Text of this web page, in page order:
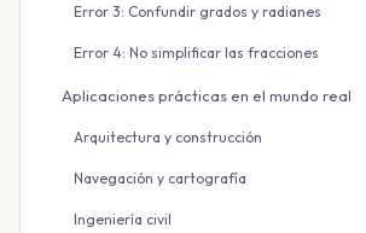
Error 3: Confundir grados y radianes
Error 4: No simplificar las fracciones
Aplicaciones prácticas en el mundo real
Arquitectura y construcción
Navegación y cartografía
Ingeniería civil